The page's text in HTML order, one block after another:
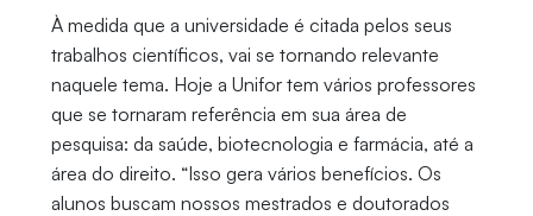
À medida que a universidade é citada pelos seus
trabalhos científicos, vai se tornando relevante
naquele tema. Hoje a Unifor tem vários professores
que se tornaram referência em sua área de
pesquisa: da saúde, biotecnologia e farmácia, até a
área do direito. “Isso gera vários benefícios. Os
alunos buscam nossos mestrados e doutorados